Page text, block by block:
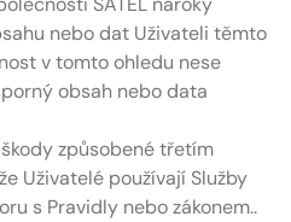
nebo dat Uživateli těmto
v tomto ohledu nese
obsah nebo data
škody způsobené třetím
Uživatelé používají Služby
s Pravidly nebo zákonem..